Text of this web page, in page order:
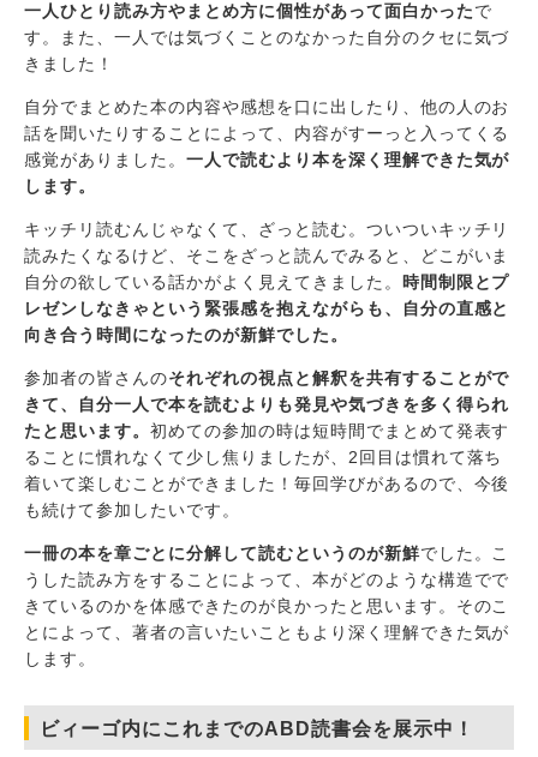
一人ひとり読み方やまとめ方に個性があって面白かったで
す。また、一人では気づくことのなかった自分のクセに気づ
きました！
自分でまとめた本の内容や感想を口に出したり、他の人のお
話を聞いたりすることによって、内容がすーっと入ってくる
感覚がありました。 一人で読むより本を深く理解できた気が
します。
キッチリ読むんじゃなくて、ざっと読む。ついついキッチリ
読みたくなるけど、そこをざっと読んでみると、どこがいま
自分の欲している話かがよく見えてきました。 時間制限とプ
レゼンしなきゃという緊張感を抱えながらも、自分の直感と
向き合う時間になったのが新鮮でした。
参加者の皆さんのそれぞれの視点と解釈を共有することがで
きて、自分一人で本を読むよりも発見や気づきを多く得られ
たと思います。 初めての参加の時は短時間でまとめて発表す
ることに慣れなくて少し焦りましたが、2回目は慣れて落ち
着いて楽しむことができました！毎回学びがあるので、今後
も続けて参加したいです。
一冊の本を章ごとに分解して読むというのが新鮮でした。こ
うした読み方をすることによって、本がどのような構造でで
きているのかを体感できたのが良かったと思います。そのこ
とによって、著者の言いたいこともより深く理解できた気が
します。
ビィーゴ内にこれまでのABD読書会を展示中！